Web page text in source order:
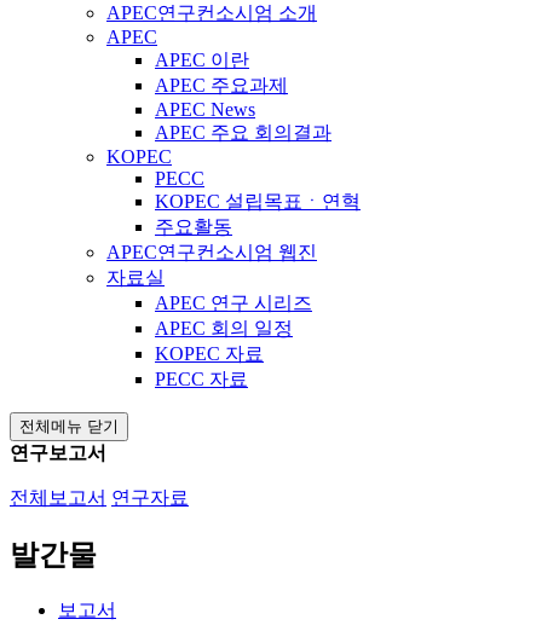
APEC연구컨소시엄 소개
APEC
APEC 이란
APEC 주요과제
APEC News
APEC 주요 회의결과
KOPEC
PECC
KOPEC 설립목표ㆍ연혁
주요활동
APEC연구컨소시엄 웹진
자료실
APEC 연구 시리즈
APEC 회의 일정
KOPEC 자료
PECC 자료
전체메뉴 닫기
연구보고서
전체보고서 연구자료
발간물
보고서